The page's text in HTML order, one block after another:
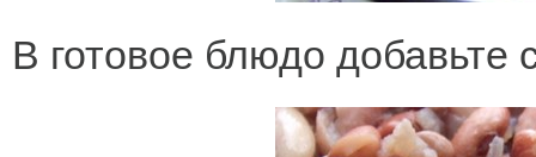
В готовое блюдо добавьте